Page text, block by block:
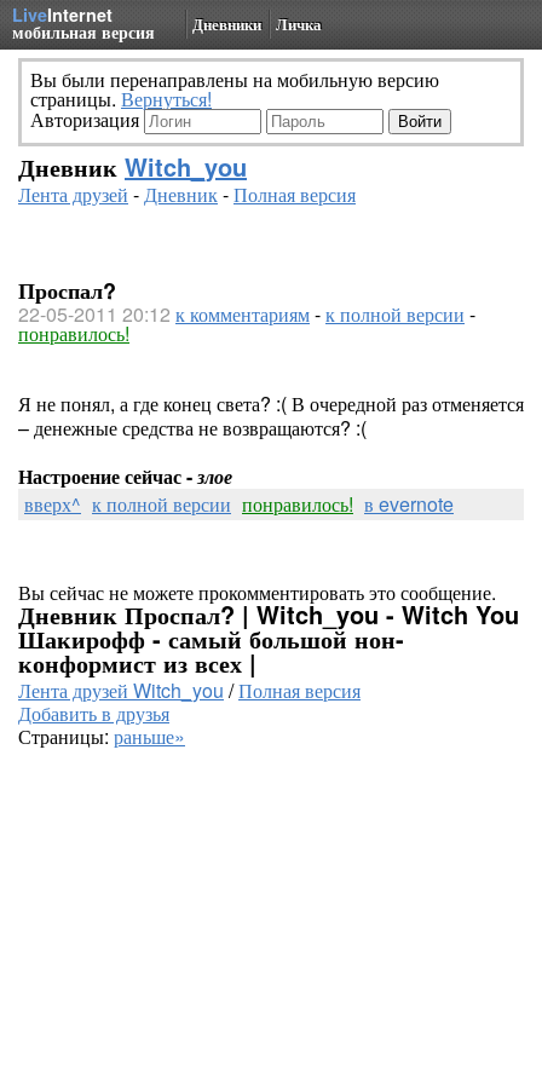
LiveInternet
мобильная версия Дневники Личка
Вы были перенаправлены на мобильную версию
страницы. Вернуться!
Авторизация
Дневник Witch_you
Лента друзей -Дневник-Полная версия
Проспал?
22-05-2011 20:12 к комментариям-к полной версии -
понравилось!
Я не понял, а где конец света? :( В очередной раз отменяется
– денежные средства не возвращаются? :(
Настроение сейчас -злое
вверх^ к полной версии понравилось! в evernote
Вы сейчас не можете прокомментировать это сообщение.
Дневник Проспал? | Witch_you - Witch You
Шакирофф - самый большой нон-
конформист из всех |
Лента друзей Witch_you /Полная версия
Добавить в друзья
Страницы: раньше»